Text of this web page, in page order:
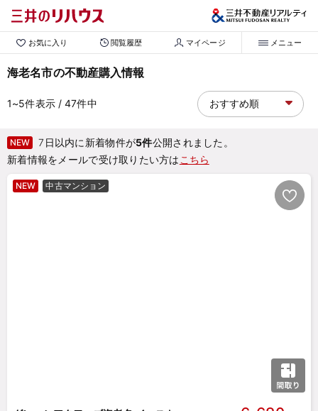
お気に入り 閲覧履歴 マイページ メニュー
海老名市の不動産購入情報
1~5件表示/ 47件中
NEW 7日以内に新着物件が5件公開されました。
新着情報をメールで受け取りたい方は こちら
NEW 中古マンション